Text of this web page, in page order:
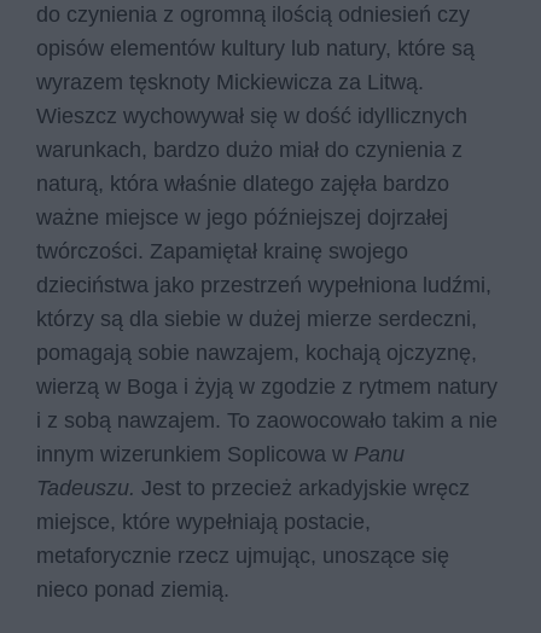
do czynienia z ogromną ilością odniesień czy
opisów elementów kultury lub natury, które są
wyrazem tęsknoty Mickiewicza za Litwą.
Wieszcz wychowywał się w dość idyllicznych
warunkach, bardzo dużo miał do czynienia z
naturą, która właśnie dlatego zajęła bardzo
ważne miejsce w jego późniejszej dojrzałej
twórczości. Zapamiętał krainę swojego
dzieciństwa jako przestrzeń wypełniona ludźmi,
którzy są dla siebie w dużej mierze serdeczni,
pomagają sobie nawzajem, kochają ojczyznę,
wierzą w Boga i żyją w zgodzie z rytmem natury
i z sobą nawzajem. To zaowocowało takim a nie
innym wizerunkiem Soplicowa w Panu
Tadeuszu. Jest to przecież arkadyjskie wręcz
miejsce, które wypełniają postacie,
metaforycznie rzecz ujmując, unoszące się
nieco ponad ziemią.